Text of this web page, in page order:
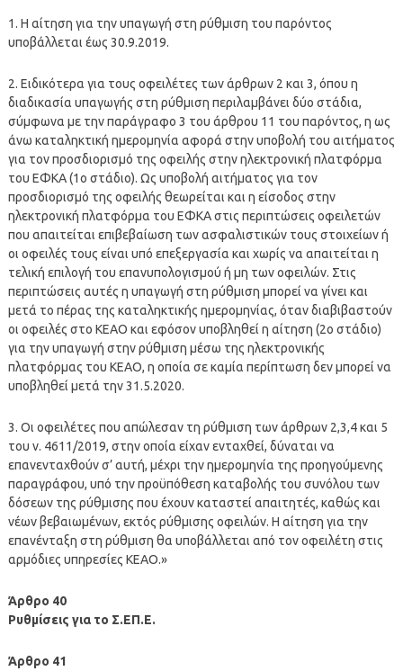
1. Η αίτηση για την υπαγωγή στη ρύθμιση του παρόντος
υποβάλλεται έως 30.9.2019.
2. Ειδικότερα για τους οφειλέτες των άρθρων 2 και 3, όπου η
διαδικασία υπαγωγής στη ρύθμιση περιλαμβάνει δύο στάδια,
σύμφωνα με την παράγραφο 3 του άρθρου 11 του παρόντος, η ως
άνω καταληκτική ημερομηνία αφορά στην υποβολή του αιτήματος
για τον προσδιορισμό της οφειλής στην ηλεκτρονική πλατφόρμα
του ΕΦΚΑ (1ο στάδιο). Ως υποβολή αιτήματος για τον
προσδιορισμό της οφειλής θεωρείται και η είσοδος στην
ηλεκτρονική πλατφόρμα του ΕΦΚΑ στις περιπτώσεις οφειλετών
που απαιτείται επιβεβαίωση των ασφαλιστικών τους στοιχείων ή
οι οφειλές τους είναι υπό επεξεργασία και χωρίς να απαιτείται η
τελική επιλογή του επανυπολογισμού ή μη των οφειλών. Στις
περιπτώσεις αυτές η υπαγωγή στη ρύθμιση μπορεί να γίνει και
μετά το πέρας της καταληκτικής ημερομηνίας, όταν διαβιβαστούν
οι οφειλές στο ΚΕΑΟ και εφόσον υποβληθεί η αίτηση (2ο στάδιο)
για την υπαγωγή στην ρύθμιση μέσω της ηλεκτρονικής
πλατφόρμας του ΚΕΑΟ, η οποία σε καμία περίπτωση δεν μπορεί να
υποβληθεί μετά την 31.5.2020.
3. Οι οφειλέτες που απώλεσαν τη ρύθμιση των άρθρων 2,3,4 και 5
του ν. 4611/2019, στην οποία είχαν ενταχθεί, δύναται να
επανενταχθούν σ’ αυτή, μέχρι την ημερομηνία της προηγούμενης
παραγράφου, υπό την προϋπόθεση καταβολής του συνόλου των
δόσεων της ρύθμισης που έχουν καταστεί απαιτητές, καθώς και
νέων βεβαιωμένων, εκτός ρύθμισης οφειλών. Η αίτηση για την
επανένταξη στη ρύθμιση θα υποβάλλεται από τον οφειλέτη στις
αρμόδιες υπηρεσίες ΚΕΑΟ.»
Άρθρο 40
Ρυθμίσεις για το Σ.ΕΠ.Ε.
Άρθρο 41